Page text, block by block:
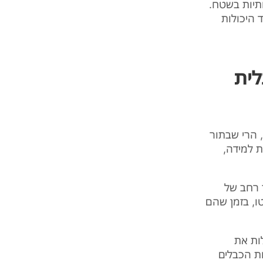
בשטח.
היכולות
הרי שבתור
למידה,
רחב של
בזמן שהם
את
הכבלים